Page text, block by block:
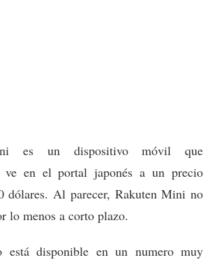
es un dispositivo móvil que
ve en el portal japonés a un precio
dólares. Al parecer, Rakuten Mini no
lo menos a corto plazo.
está disponible en un numero muy